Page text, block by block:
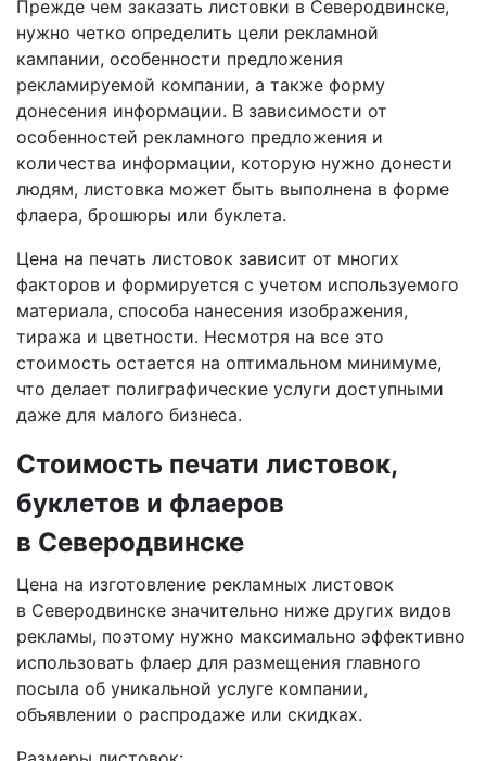
Прежде чем заказать листовки в Северодвинске,
нужно четко определить цели рекламной
кампании, особенности предложения
рекламируемой компании, а также форму
донесения информации. В зависимости от
особенностей рекламного предложения и
количества информации, которую нужно донести
людям, листовка может быть выполнена в форме
флаера, брошюры или буклета.
Цена на печать листовок зависит от многих
факторов и формируется с учетом используемого
материала, способа нанесения изображения,
тиража и цветности. Несмотря на все это
стоимость остается на оптимальном минимуме,
что делает полиграфические услуги доступными
даже для малого бизнеса.
Стоимость печати листовок,
буклетов и флаеров
в Северодвинске
Цена на изготовление рекламных листовок
в Северодвинске значительно ниже других видов
рекламы, поэтому нужно максимально эффективно
использовать флаер для размещения главного
посыла об уникальной услуге компании,
объявлении о распродаже или скидках.